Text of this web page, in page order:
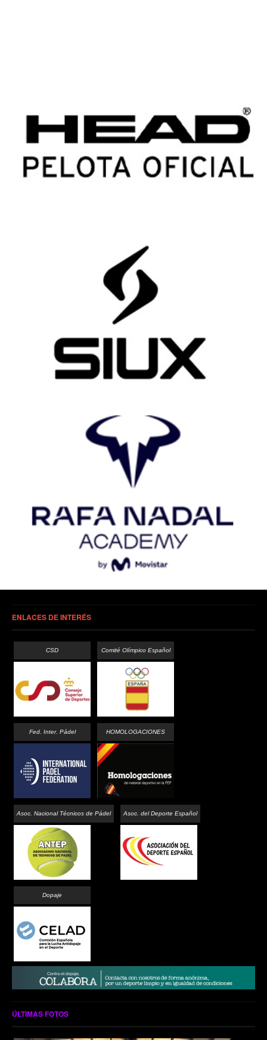
ENLACES DE INTERÉS
CSD Comité Olímpico Español
Fed. Inter. Pádel HOMOLOGACIONES
Asoc. Nacional Técnicos de Pádel Asoc. del Deporte Español
Dopaje
ÚLTIMAS FOTOS